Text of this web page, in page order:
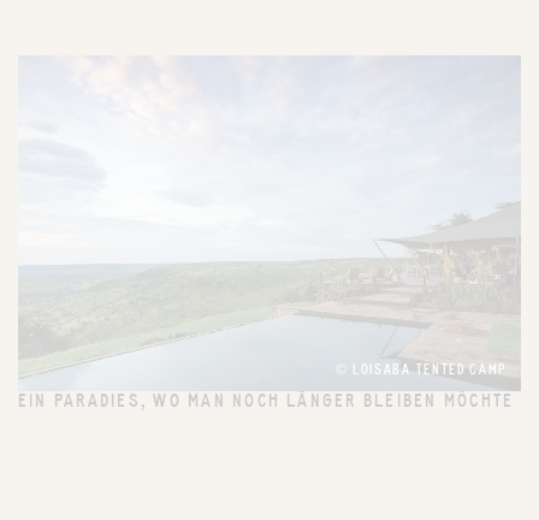
© LOISABA TENTED CAMP
EIN PARADIES, WO MAN NOCH LÄNGER BLEIBEN MÖCHTE